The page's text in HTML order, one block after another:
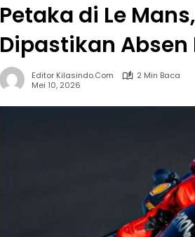
Petaka di Le
Dipastikan Absen
Editor Kilasindo.com
2 Min Baca
Mei 10, 2026